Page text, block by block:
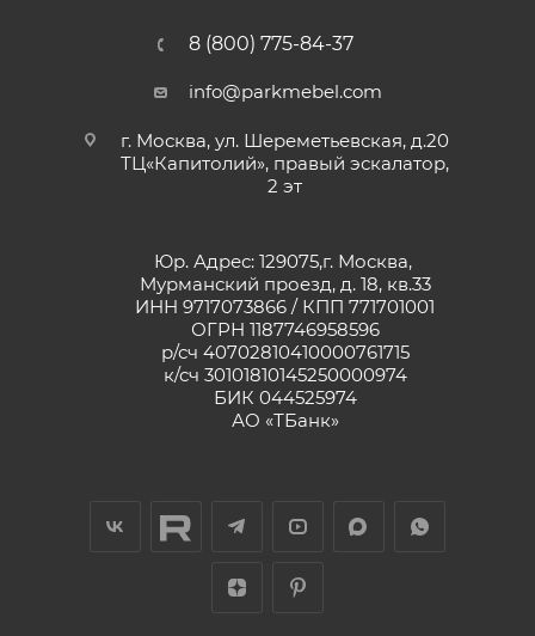
8 (800) 775-84-37
info@parkmebel.com
г. Москва, ул. Шереметьевская, д.20
ТЦ«Капитолий», правый эскалатор,
2 эт
Юр. Адрес: 129075,г. Москва,
Мурманский проезд, д. 18, кв.33
ИНН 9717073866 / КПП 771701001
ОГРН 1187746958596
р/сч 40702810410000761715
к/сч 30101810145250000974
БИК 044525974
АО «ТБанк»